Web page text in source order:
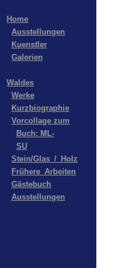
Home
Ausstellungen
Kuenstler
Galerien
Waldes
Werke
Kurzbiographie
Vorcollage zum
Buch: ML-
SU
Stein/Glas_/_Holz
Frühere_Arbeiten
Gästebuch
Ausstellungen